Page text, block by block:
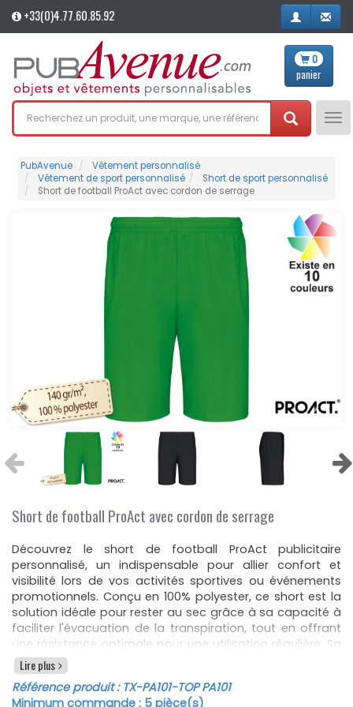
+33(0)4.77.60.85.92
0
panier
PubAvenue
Vêtement personnalisé
Vêtement de sport personnalisé
Short de sport personnalisé
Short de football ProAct avec cordon de serrage
Short de football ProAct avec cordon de serrage
Découvrez le short de football ProAct publicitaire
personnalisé, un indispensable pour allier confort et
visibilité lors de vos activités sportives ou événements
promotionnels. Conçu en 100% polyester, ce short est la
solution idéale pour rester au sec grâce à sa capacité à
faciliter l'évacuation de la transpiration, tout en offrant
une résistance optimale pour une utilisation régulière. Sa
ceinture élastiquée dotée d'un cordon de serrage assure
un maintien parfait, s'adaptant à toutes les
morphologies pour un confort sans faille durant
Lire plus
Référence produit : TX-PA101-TOP PA101
Minimum commande : 5 pièce(s)